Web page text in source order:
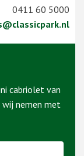
0411 60 5000
cabriolet van
wij nemen met